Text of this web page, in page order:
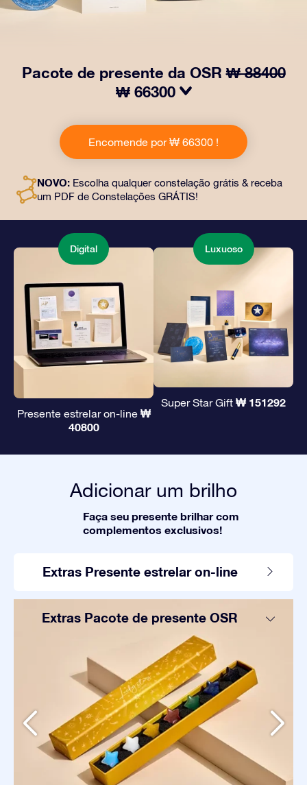
Pacote de presente da OSR₩ 88400
₩ 66300
da OSR! Esse presente inclui um lindo envelope e
documentos personalizados enviados para um
endereço de sua escolha, além de documentos digitais
mágica de oferecer um presente eterno a amigos e
entes queridos.
Encomende por ₩ 66300 !
NOVO: Escolha qualquer constelação grátis & receba
um PDF de Constelações GRÁTIS!
Digital
Presente estrelar on-line ₩
40800
Luxuoso
Super Star Gift ₩ 151292
Adicionar um brilho
Faça seu presente brilhar com
complementos exclusivos!
Extras Presente estrelar on-line
Extras Pacote de presente OSR